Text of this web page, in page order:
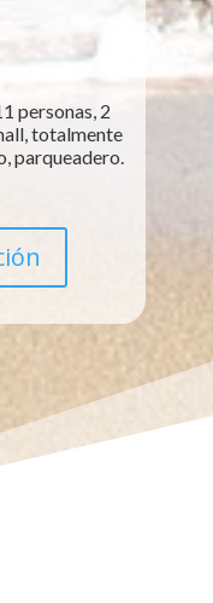
personas, 2
totalmente
parqueadero.